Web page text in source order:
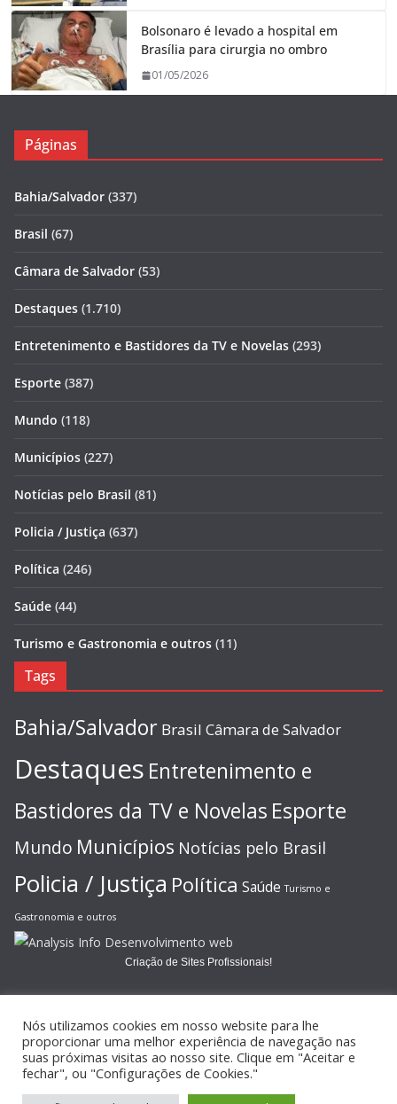
Bolsonaro é levado a hospital em
Brasília para cirurgia no ombro
01/05/2026
Páginas
Bahia/Salvador (337)
Brasil (67)
Câmara de Salvador (53)
Destaques (1.710)
Entretenimento e Bastidores da TV e Novelas (293)
Esporte (387)
Mundo (118)
Municípios (227)
Notícias pelo Brasil (81)
Policia / Justiça (637)
Política (246)
Saúde (44)
Turismo e Gastronomia e outros (11)
Tags
Bahia/Salvador Brasil Câmara de Salvador
Destaques Entretenimento e
Bastidores da TV e Novelas Esporte
Mundo Municípios Notícias pelo Brasil
Policia / Justiça Política Saúde Turismo e
Gastronomia e outros
Criação de Sites Profissionais!
Copyright © 2026JORNAL GAZETA ONLINE
reservados.
Nós utilizamos cookies em nosso website para lhe
proporcionar uma melhor experiência de navegação nas
suas próximas visitas ao nosso site. Clique em "Aceitar e
fechar", ou "Configurações de Cookies."